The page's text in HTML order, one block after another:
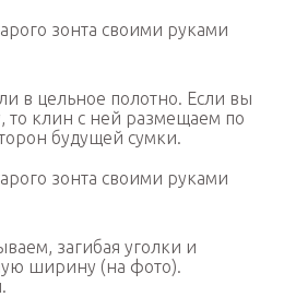
в цельное полотно. Если вы
то клин с ней размещаем по
будущей сумки.
загибая уголки и
ширину (на фото).